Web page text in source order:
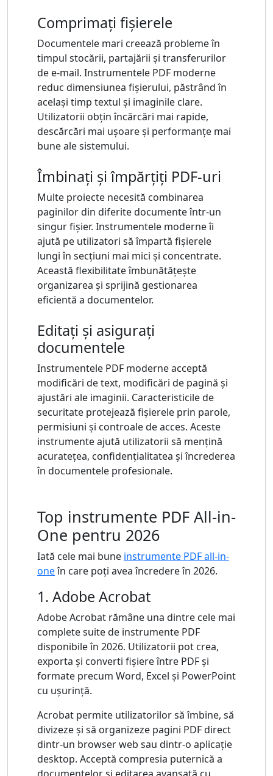
Comprimați fișierele
Documentele mari creează probleme în
timpul stocării, partajării și transferurilor
de e-mail. Instrumentele PDF moderne
reduc dimensiunea fișierului, păstrând în
același timp textul și imaginile clare.
Utilizatorii obțin încărcări mai rapide,
descărcări mai ușoare și performanțe mai
bune ale sistemului.
Îmbinați și împărțiți PDF-uri
Multe proiecte necesită combinarea
paginilor din diferite documente într-un
singur fișier. Instrumentele moderne îi
ajută pe utilizatori să împartă fișierele
lungi în secțiuni mai mici și concentrate.
Această flexibilitate îmbunătățește
organizarea și sprijină gestionarea
eficientă a documentelor.
Editați și asigurați
documentele
Instrumentele PDF moderne acceptă
modificări de text, modificări de pagină și
ajustări ale imaginii. Caracteristicile de
securitate protejează fișierele prin parole,
permisiuni și controale de acces. Aceste
instrumente ajută utilizatorii să mențină
acuratețea, confidențialitatea și încrederea
în documentele profesionale.
Top instrumente PDF All-in-
One pentru 2026
Iată cele mai bune instrumente PDF all-in-
oneîn care poți avea încredere în 2026.
1. Adobe Acrobat
Adobe Acrobat rămâne una dintre cele mai
complete suite de instrumente PDF
disponibile în 2026. Utilizatorii pot crea,
exporta și converti fișiere între PDF și
formate precum Word, Excel și PowerPoint
cu ușurință.
Acrobat permite utilizatorilor să îmbine, să
divizeze și să organizeze pagini PDF direct
dintr-un browser web sau dintr-o aplicație
desktop. Acceptă compresia puternică a